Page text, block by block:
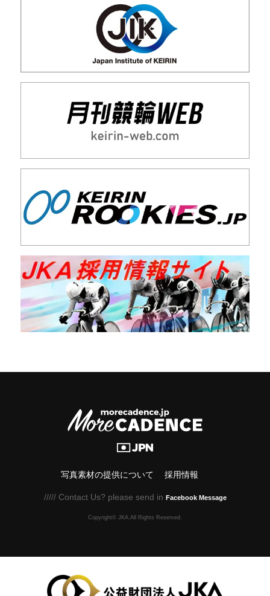
写真素材の提供について 採用情報
///// Contact Us? please send in Facebook Message
Copyright© JKA.All Rights Reserved.